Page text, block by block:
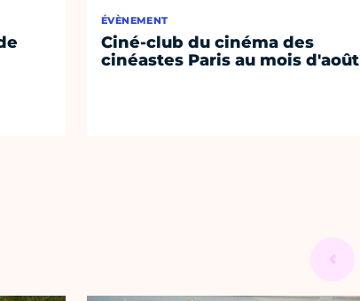
ÉVÈNEMENT
Ciné-club du cinéma des
cinéastes Paris au mois d'août